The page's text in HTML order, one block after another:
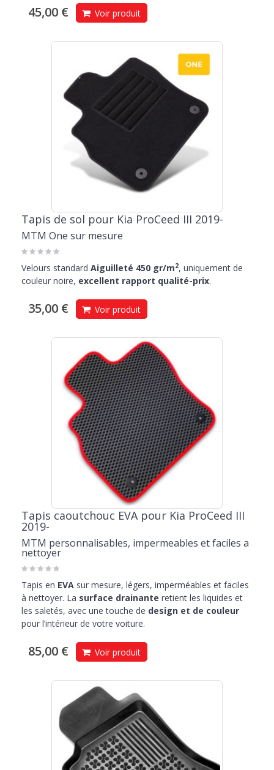
45,00 € Voir produit
Tapis de sol pour Kia ProCeed III 2019-
MTM One sur mesure
Velours standard Aiguilleté 450 gr/m2, uniquement de
couleur noire, excellent rapport qualité-prix.
35,00 € Voir produit
Tapis caoutchouc EVA pour Kia ProCeed III
2019-
MTM personnalisables, impermeables et faciles a
nettoyer
Tapis en EVA sur mesure, légers, imperméables et faciles
à nettoyer. La surface drainante retient les liquides et
les saletés, avec une touche de design et de couleur
pour l’intérieur de votre voiture.
85,00 € Voir produit